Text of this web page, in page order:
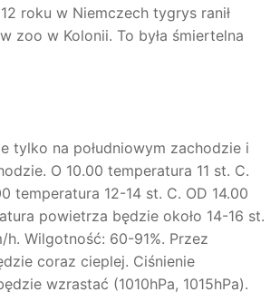
roku w Niemczech tygrys ranił
zoo w Kolonii. To była śmiertelna
tylko na południowym zachodzie i
O 10.00 temperatura 11 st. C.
temperatura 12-14 st. C. OD 14.00
powietrza będzie około 14-16 st.
h. Wilgotność: 60-91%. Przez
coraz cieplej. Ciśnienie
wzrastać (1010hPa, 1015hPa).